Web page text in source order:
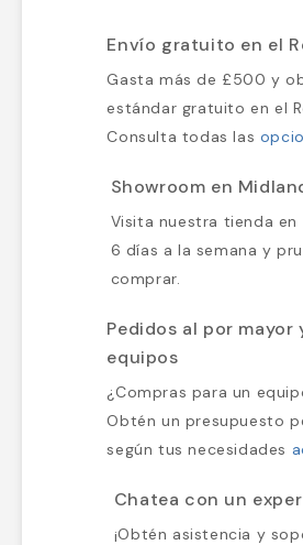
Envío gratuito en el
Gasta más de £500 y
estándar gratuito en el
Consulta todas las
Showroom en
Visita nuestra tienda en
6 días a la semana y
comprar.
Pedidos al por mayor
equipos
¿Compras para un
Obtén un presupuesto
según tus necesidades
Chatea con un
¡Obtén asistencia y